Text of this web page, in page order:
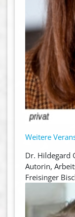
Weitere
Dr. Hildegard
Autorin,
Freisinger